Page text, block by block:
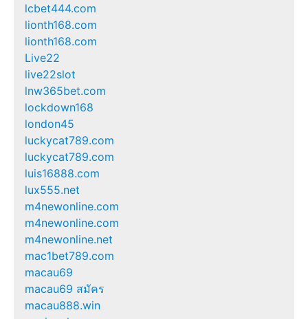
lcbet444.com
lionth168.com
lionth168.com
Live22
live22slot
lnw365bet.com
lockdown168
london45
luckycat789.com
luckycat789.com
luis16888.com
lux555.net
m4newonline.com
m4newonline.com
m4newonline.net
mac1bet789.com
macau69
macau69 สมัคร
macau888.win